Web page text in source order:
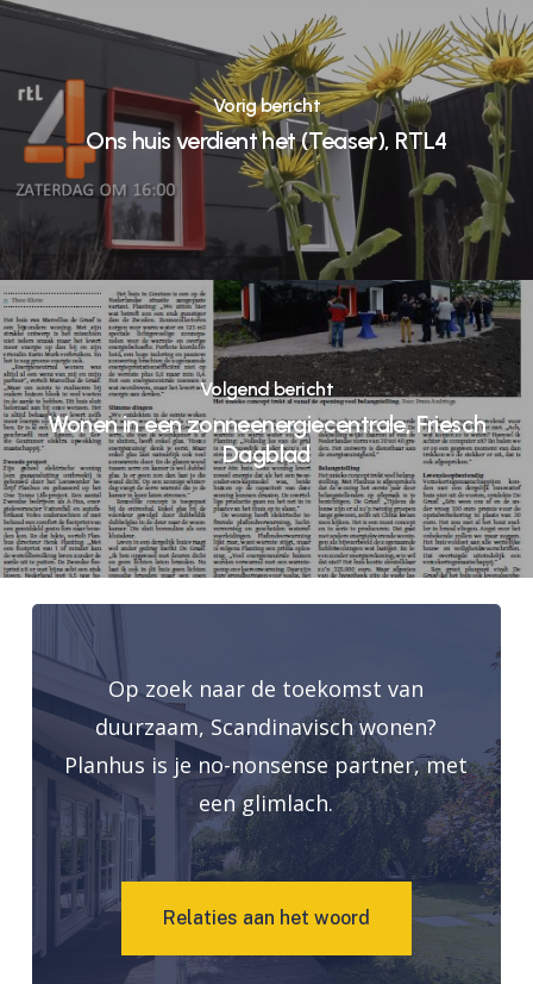
Vorig bericht
Ons huis verdient het (Teaser), RTL4
Volgend bericht
Wonen in een zonneenergiecentrale, Friesch
Dagblad
Op zoek naar de toekomst van
duurzaam, Scandinavisch wonen?
Planhus is je no-nonsense partner, met
een glimlach.
Relaties aan het woord